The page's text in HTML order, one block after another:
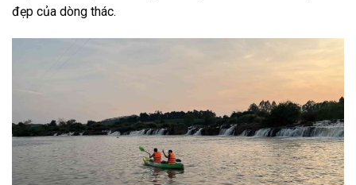
đẹp của dòng thác.